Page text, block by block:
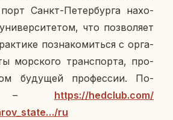
Санкт-Пе­тер­бур­га на­хо­
что поз­во­ля­ет
по­зна­ко­мить­ся с ор­га­
мор­ско­го транс­пор­та, про­
бу­ду­щей про­фес­сии. По­
– https://hedclub.com/
ru